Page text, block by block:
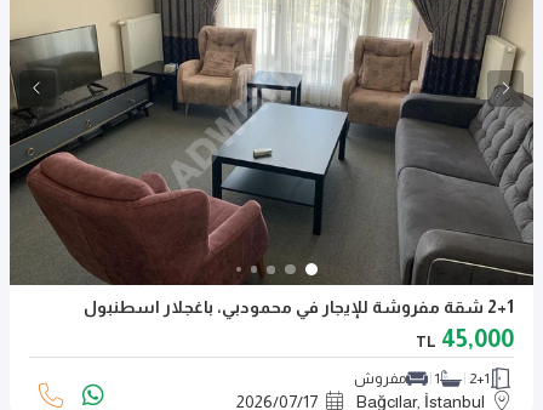
2+1 شقة مفروشة للإيجار في محمودبي، باغجلار اسطنبول
45,000
TL
2+1
1 مفروش
Bağcılar, İstanbul
2026/07/17